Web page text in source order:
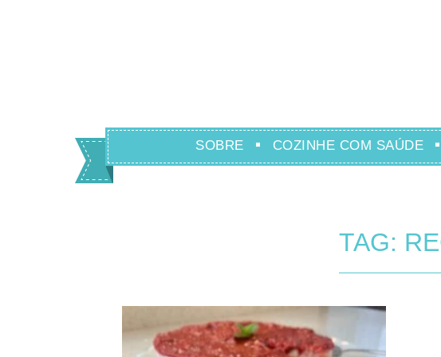
SOBRE COZINHE COM SAÚDE
TAG: